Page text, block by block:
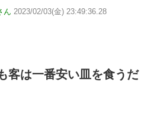
ん 2023/02/03(金) 23:49:36.28
客は一番安い皿を食うだ